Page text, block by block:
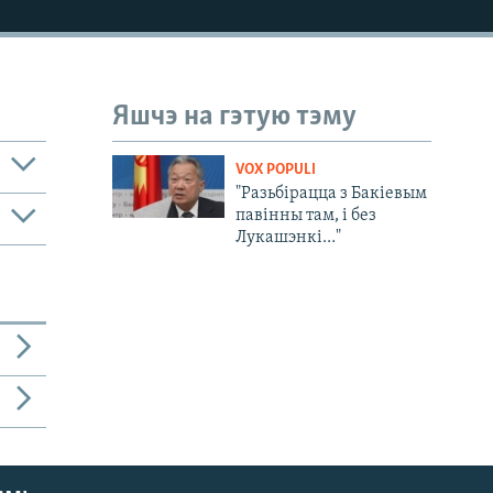
Яшчэ на гэтую тэму
VOX POPULI
"Разьбірацца з Бакіевым
павінны там, і без
Лукашэнкі…"